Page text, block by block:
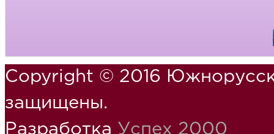
Copyright © 2016
защищены.
Разработка Успех 2000